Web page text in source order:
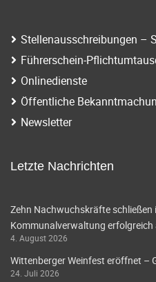
Stellenausschreibungen –
Führerschein-
Onlinedienste
Öffentliche
Newsletter
Letzte Nachrichten
Zehn Nachwuchskräfte schließen
Kommunalverwaltung erfolgreich
4. August 2026
Wittenberger Weinfest eröffnet –
24. Juli 2026